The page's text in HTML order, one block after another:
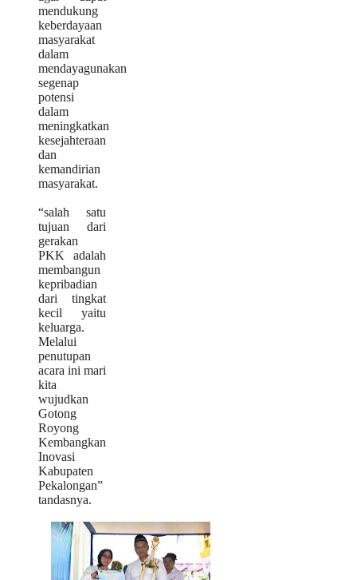
mendukung
keberdayaan
masyarakat
dalam
mendayagunakan
segenap
potensi
dalam
meningkatkan
kesejahteraan
dan
kemandirian
masyarakat.
“salah satu
tujuan dari
gerakan
PKK adalah
membangun
kepribadian
dari tingkat
kecil yaitu
keluarga.
Melalui
penutupan
acara ini mari
kita
wujudkan
Gotong
Royong
Kembangkan
Inovasi
Kabupaten
Pekalongan”
tandasnya.